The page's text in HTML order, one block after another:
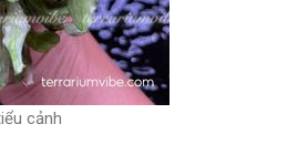
cảnh